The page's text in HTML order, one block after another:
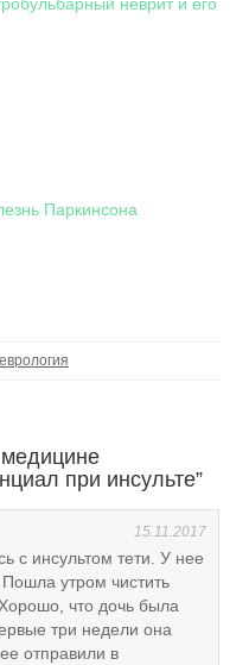
Паркинсона
медицине
при инсульте”
15.11.2017
с инсультом тети. У нее
Пошла утром чистить
что дочь была
три недели она
отправили в